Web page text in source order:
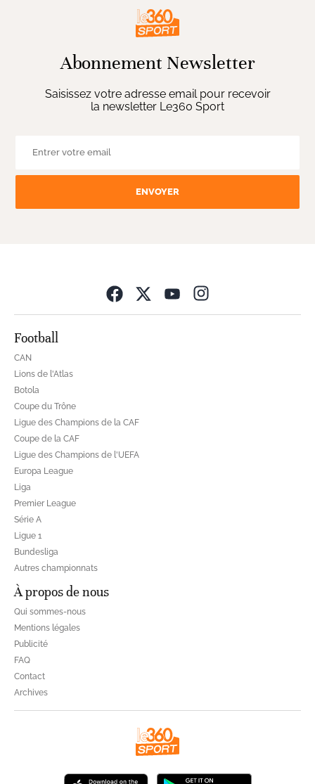
Abonnement Newsletter
Saisissez votre adresse email pour recevoir
la newsletter Le360 Sport
ENVOYER
Football
CAN
Lions de l'Atlas
Botola
Coupe du Trône
Ligue des Champions de la CAF
Coupe de la CAF
Ligue des Champions de l'UEFA
Europa League
Liga
Premier League
Série A
Ligue 1
Bundesliga
Autres championnats
À propos de nous
Qui sommes-nous
Mentions légales
Publicité
FAQ
Contact
Archives